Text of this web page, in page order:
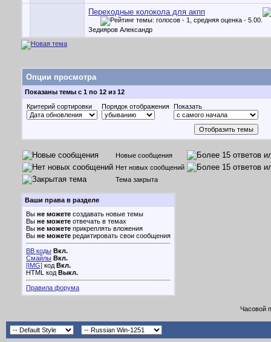
Переходные колокола для акпп
Зедияров Александр
Опции просмотра
Показаны темы с 1 по 12 из 12
Критерий сортировки
Порядок отображения Показать
Новые сообщения
Нет новых сообщений
Тема закрыта
Ваши права в разделе
Вы не можете создавать новые темы
Вы не можете отвечать в темах
Вы не можете прикреплять вложения
Вы не можете редактировать свои сообщения
BB коды Вкл.
Смайлы Вкл.
[IMG] код Вкл.
HTML код Выкл.
Правила форума
Часовой